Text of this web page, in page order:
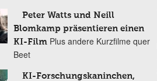
Peter Watts und Neill
Blomkamp präsentieren einen
KI-Film Plus andere Kurzfilme quer
Beet
KI-Forschungskaninchen,